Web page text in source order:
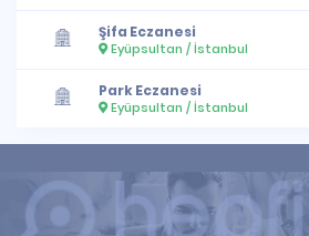
Şifa Eczanesi
Eyüpsultan / İstanbul
Park Eczanesi
Eyüpsultan / İstanbul